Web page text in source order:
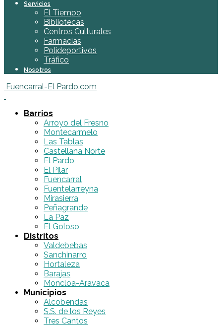
Servicios
El Tiempo
Bibliotecas
Centros Culturales
Farmacias
Polideportivos
Tráfico
Nosotros
Fuencarral-El Pardo.com
Barrios
Arroyo del Fresno
Montecarmelo
Las Tablas
Castellana Norte
El Pardo
El Pilar
Fuencarral
Fuentelarreyna
Mirasierra
Peñagrande
La Paz
El Goloso
Distritos
Valdebebas
Sanchinarro
Hortaleza
Barajas
Moncloa-Aravaca
Municipios
Alcobendas
S.S. de los Reyes
Tres Cantos